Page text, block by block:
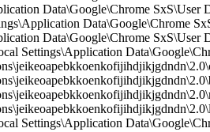
Data\Google\Chrome
Data\Google\Chrome
Data\Google\Chrome
Settings\Application
Settings\Application